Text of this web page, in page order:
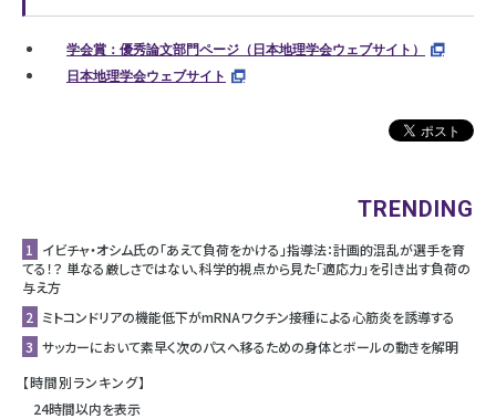
学会賞：優秀論文部門ページ（日本地理学会ウェブサイト）
日本地理学会ウェブサイト
TRENDING
1 イビチャ・オシム氏の「あえて負荷をかける」指導法：計画的混乱が選手を育
てる！？ 単なる厳しさではない、科学的視点から見た「適応力」を引き出す負荷の
与え方
2 ミトコンドリアの機能低下がmRNAワクチン接種による心筋炎を誘導する
3 サッカーにおいて素早く次のパスへ移るための身体とボールの動きを解明
【時間別ランキング】
24時間以内を表示